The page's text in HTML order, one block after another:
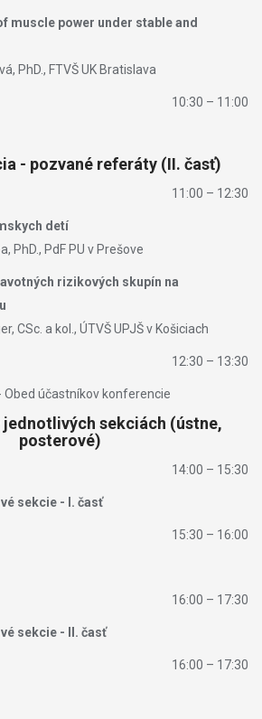
muscle power under stable and
PhD., FTVŠ UK Bratislava
10:30 – 11:00
- pozvané referáty (II. časť)
11:00 – 12:30
detí
PhD., PdF PU v Prešove
rizikových skupín na
CSc. a kol., ÚTVŠ UPJŠ v Košiciach
12:30 – 13:30
Obed účastníkov konferencie
jednotlivých sekciách (ústne,
posterové)
14:00 – 15:30
sekcie - I. časť
15:30 – 16:00
16:00 – 17:30
sekcie - II. časť
16:00 – 17:30